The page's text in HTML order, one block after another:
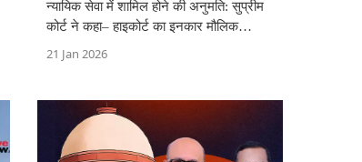
न्यायिक सेवा में शामिल होने की अनुमति: सुप्रीम
कोर्ट ने कहा– हाइकोर्ट का इनकार मौलिक
अधिकारों का उल्लंघन
21 Jan 2026